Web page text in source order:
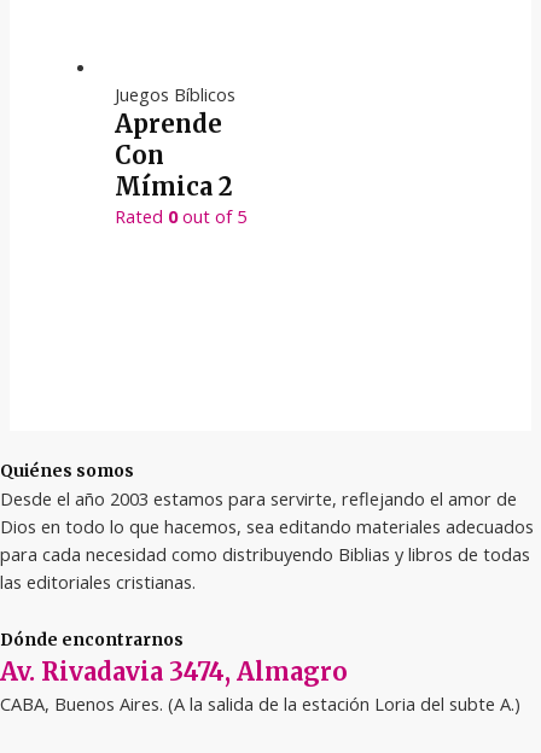
Juegos Bíblicos
Aprende
Con
Mímica 2
Rated 0out of 5
Quiénes somos
Desde el año 2003 estamos para servirte, reflejando el amor de
Dios en todo lo que hacemos, sea editando materiales adecuados
para cada necesidad como distribuyendo Biblias y libros de todas
las editoriales cristianas.
Dónde encontrarnos
Av. Rivadavia 3474, Almagro
CABA, Buenos Aires. (A la salida de la estación Loria del subte A.)